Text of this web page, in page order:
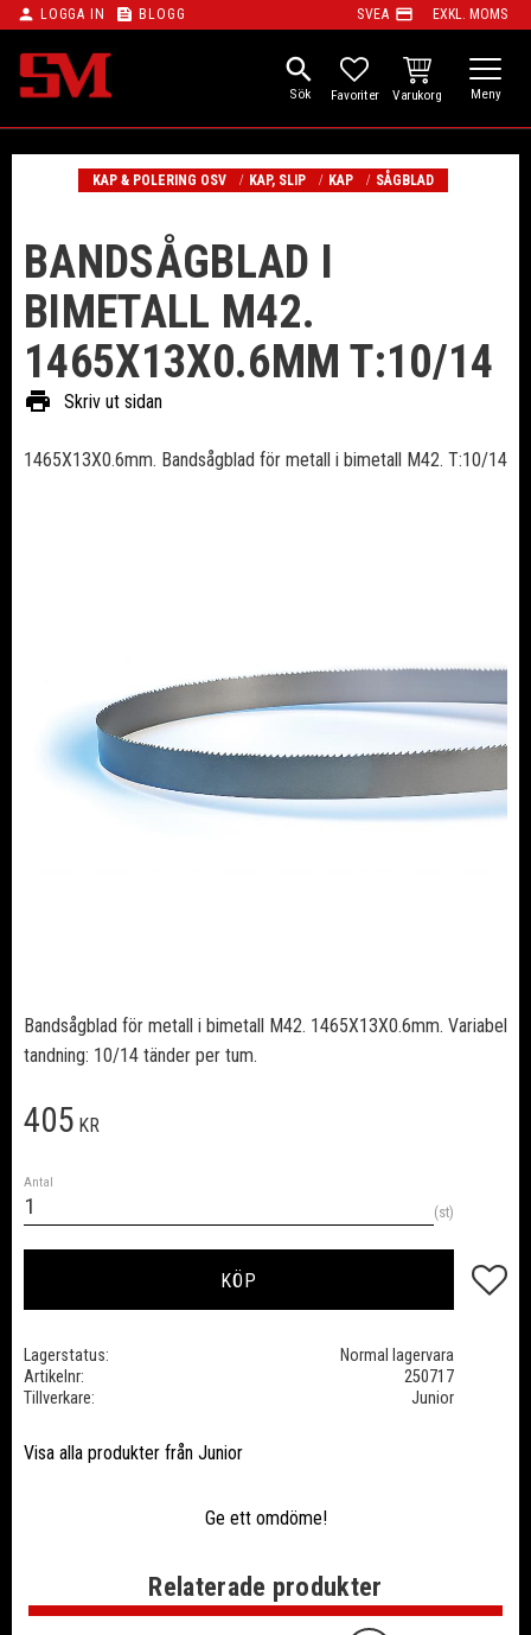
Meny
person LOGGA IN feed BLOGG SVEA payment EXKL. MOMS
search
FAVORITER
KUNDVAGN
KAP & POLERING OSV KAP, SLIP KAP SÅGBLAD
BANDSÅGBLAD I
BIMETALL M42.
1465X13X0.6MM T:10/14
print Skriv ut sidan
1465X13X0.6mm. Bandsågblad för metall i bimetall M42. T:10/14
Bandsågblad för metall i bimetall M42. 1465X13X0.6mm. Variabel
tandning: 10/14 tänder per tum.
405 KR
Antal
st
KÖP Lägg
Lagerstatus
Normal lagervara
Artikelnr
250717
Tillverkare
Junior
Visa alla produkter från Junior
Ge ett omdöme!
Relaterade produkter